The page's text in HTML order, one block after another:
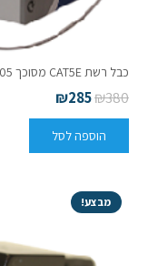
כבל רשת CAT5E מסוכך 305 מטר מארז קרטון משיכה
₪380
₪285
הוספה לסל
מבצע!